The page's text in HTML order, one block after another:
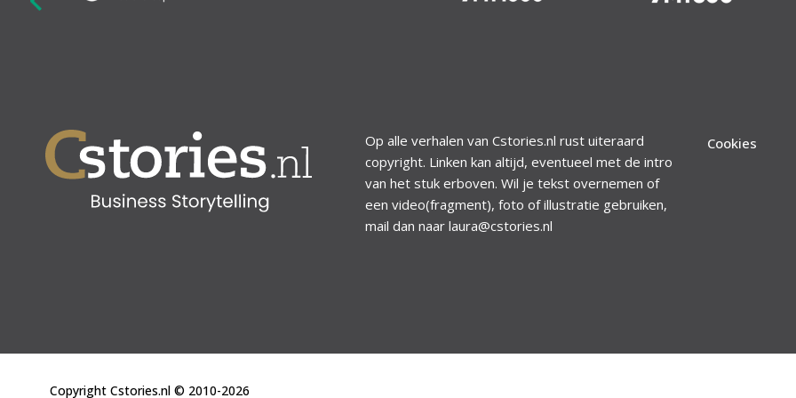
Op alle verhalen van Cstories.nl rust uiteraard
copyright. Linken kan altijd, eventueel met de intro
van het stuk erboven. Wil je tekst overnemen of
een video(fragment), foto of illustratie gebruiken,
mail dan naar laura@cstories.nl
Cookies
Copyright Cstories.nl © 2010-2026